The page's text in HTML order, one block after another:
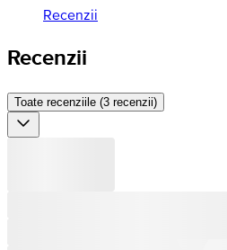
Recenzii
Recenzii
Toate recenziile (3 recenzii)